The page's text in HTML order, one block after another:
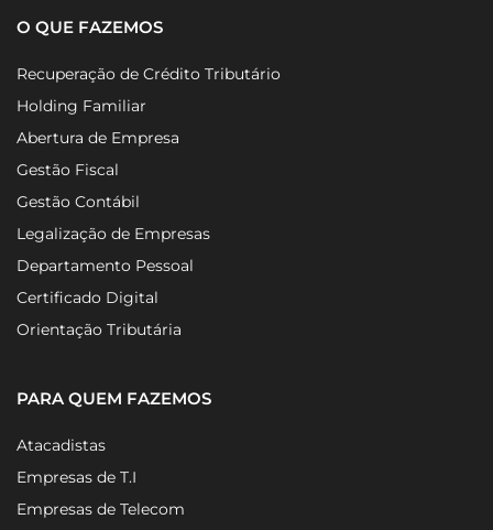
O QUE FAZEMOS
Recuperação de Crédito Tributário
Holding Familiar
Abertura de Empresa
Gestão Fiscal
Gestão Contábil
Legalização de Empresas
Departamento Pessoal
Certificado Digital
Orientação Tributária
PARA QUEM FAZEMOS
Atacadistas
Empresas de T.I
Empresas de Telecom